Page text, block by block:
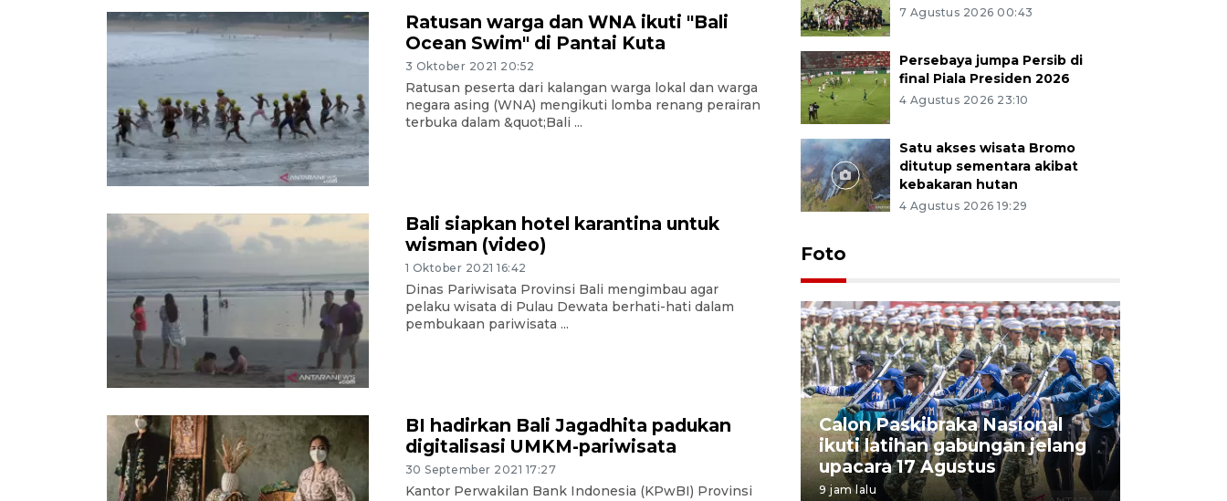
Ratusan warga dan WNA ikuti "Bali
Ocean Swim" di Pantai Kuta
3 Oktober 2021 20:52
Ratusan peserta dari kalangan warga lokal dan warga
negara asing (WNA) mengikuti lomba renang perairan
terbuka dalam &quot;Bali ...
Bali siapkan hotel karantina untuk
wisman (video)
1 Oktober 2021 16:42
Dinas Pariwisata Provinsi Bali mengimbau agar
pelaku wisata di Pulau Dewata berhati-hati dalam
pembukaan pariwisata ...
BI hadirkan Bali Jagadhita padukan
digitalisasi UMKM-pariwisata
30 September 2021 17:27
Kantor Perwakilan Bank Indonesia (KPwBI) Provinsi
7 Agustus 2026 00:43
Persebaya jumpa Persib di
final Piala Presiden 2026
4 Agustus 2026 23:10
Satu akses wisata Bromo
ditutup sementara akibat
kebakaran hutan
4 Agustus 2026 19:29
Foto
Pemerintah tunda pungutan
pajak pedagang melalui
aplikasi belanja daring
6 Agustus 2026 16:45
Calon Paskibraka Nasional
ikuti latihan gabungan jelang
upacara 17 Agustus
9 jam lalu